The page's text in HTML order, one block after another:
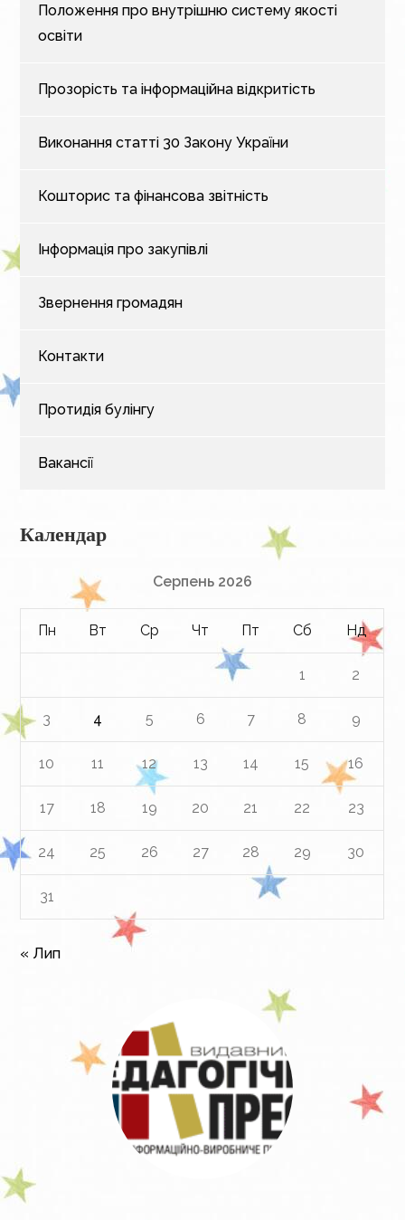
Положення про внутрішню систему якості
освіти
Прозорість та інформаційна відкритість
Виконання статті 30 Закону України
Кошторис та фінансова звітність
Інформація про закупівлі
Звернення громадян
Контакти
Протидія булінгу
Вакансії
Календар
Серпень 2026
Пн Вт Ср Чт Пт Сб Нд
1 2
3 4 5 6 7 8 9
10 11 12 13 14 15 16
17 18 19 20 21 22 23
24 25 26 27 28 29 30
31
« Лип